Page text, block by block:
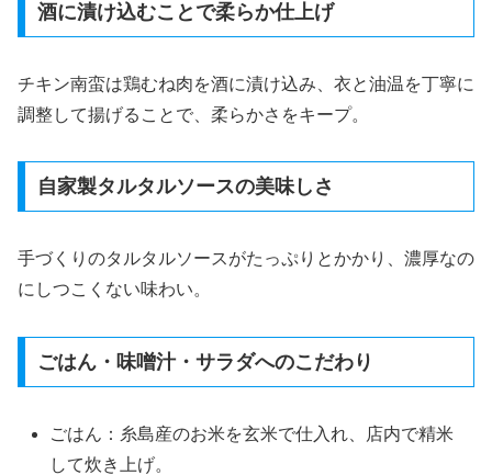
酒に漬け込むことで柔らか仕上げ
チキン南蛮は鶏むね肉を酒に漬け込み、衣と油温を丁寧に
調整して揚げることで、柔らかさをキープ。
自家製タルタルソースの美味しさ
手づくりのタルタルソースがたっぷりとかかり、濃厚なの
にしつこくない味わい。
ごはん・味噌汁・サラダへのこだわり
ごはん：糸島産のお米を玄米で仕入れ、店内で精米
して炊き上げ。